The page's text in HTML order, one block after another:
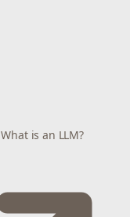
What is an LLM?